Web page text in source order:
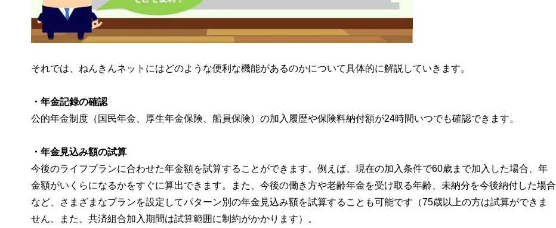
それでは、ねんきんネットにはどのような便利な機能があるのかについて具体的に解説していきます。
・年金記録の確認
公的年金制度（国民年金、厚生年金保険、船員保険）の加入履歴や保険料納付額が24時間いつでも確認できます。
・年金見込み額の試算
今後のライフプランに合わせた年金額を試算することができます。例えば、現在の加入条件で60歳まで加入した場合、年
金額がいくらになるかをすぐに算出できます。また、今後の働き方や老齢年金を受け取る年齢、未納分を今後納付した場合
など、さまざまなプランを設定してパターン別の年金見込み額を試算することも可能です（75歳以上の方は試算ができま
せん。また、共済組合加入期間は試算範囲に制約がかかります）。